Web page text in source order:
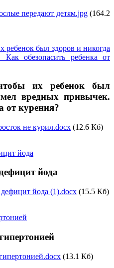
передают детям.jpg(164.2
их ребенок был
вредных привычек.
от курения?
не курил.docx (12.6 Кб)
йода
йода (1).docx (15.5 Кб)
(13.1 Кб)